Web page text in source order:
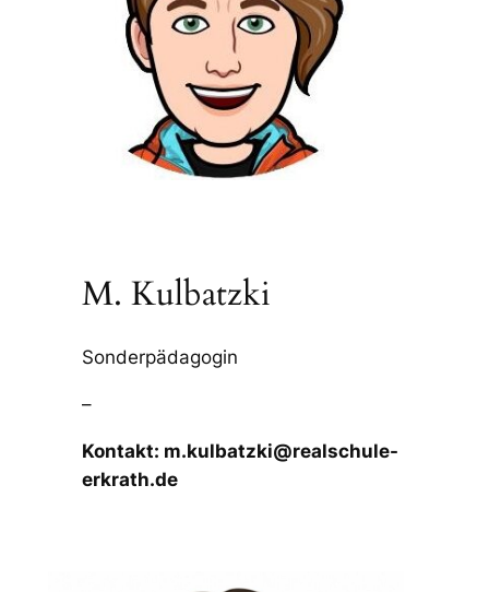
M. Kulbatzki
Sonderpädagogin
–
Kontakt: m.kulbatzki@realschule-
erkrath.de